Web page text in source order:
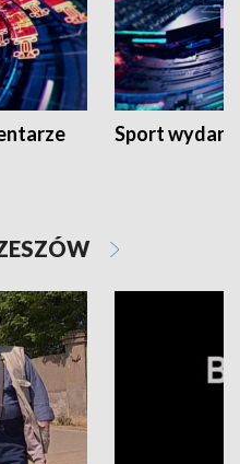
Sport